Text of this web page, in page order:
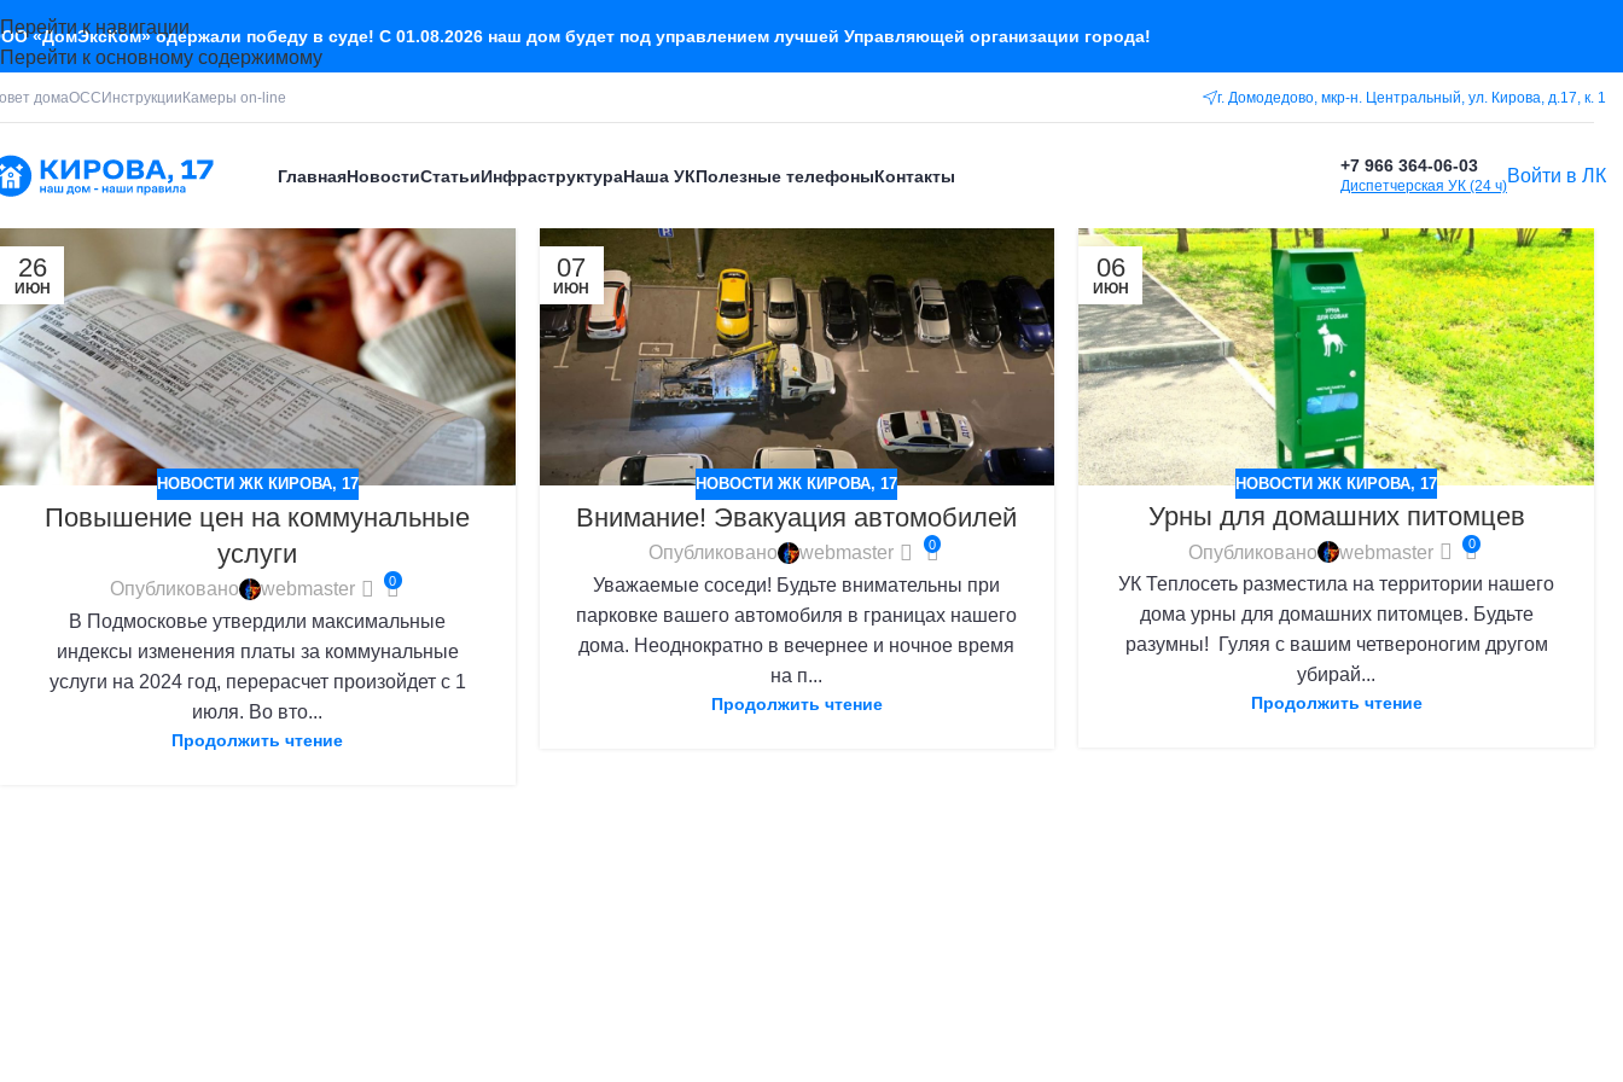
Перейти к навигации
Перейти к основному содержимому
«ДомЭксКом» одержали победу в суде! С 01.08.2026 наш дом будет под управлением лучшей Управляющей организации города!
домаОССИнструкцииКамеры on-line г. Домодедово, мкр-н. Центральный, ул. Кирова, д.17, к. 1
ГлавнаяНовостиСтатьиИнфраструктураНаша УКПолезные телефоныКонтакты
+7 966 364-06-03
Диспетчерская УК (24 ч)Войти в ЛК
26
ИЮН
НОВОСТИ ЖК КИРОВА, 17
Повышение цен на коммунальные
услуги
Опубликовано webmaster 0
В Подмосковье утвердили максимальные
индексы изменения платы за коммунальные
услуги на 2024 год, перерасчет произойдет с 1
июля. Во вто...
Продолжить чтение
07
ИЮН
НОВОСТИ ЖК КИРОВА, 17
Внимание! Эвакуация автомобилей
Опубликовано webmaster 0
Уважаемые соседи! Будьте внимательны при
парковке вашего автомобиля в границах нашего
дома. Неоднократно в вечернее и ночное время
на п...
Продолжить чтение
06
ИЮН
НОВОСТИ ЖК КИРОВА, 17
Урны для домашних питомцев
Опубликовано webmaster 0
УК Теплосеть разместила на территории нашего
дома урны для домашних питомцев. Будьте
разумны! Гуляя с вашим четвероногим другом
убирай...
Продолжить чтение